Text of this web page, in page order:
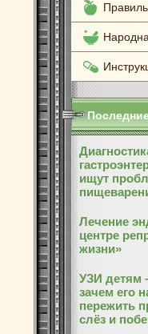
ищут
Лечение
центре
жизни»
УЗИ детям
зачем его
пережить
слёз и